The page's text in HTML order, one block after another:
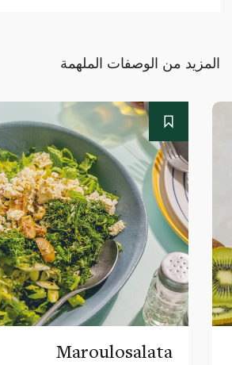
المزيد من الوصفات الملهمة
Maroulosalata